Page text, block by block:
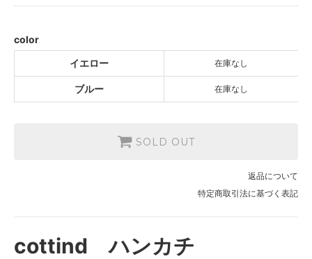
color
イエロー
在庫なし
ブルー 在庫なし
SOLD OUT
返品について
特定商取引法に基づく表記
cottind ハンカチ